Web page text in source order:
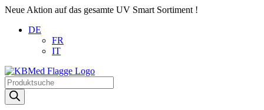
Neue Aktion auf das gesamte UV Smart Sortiment !
DE
FR
IT
Products
search